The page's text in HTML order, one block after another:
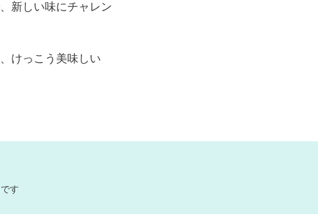
新しい味にチャレン
けっこう美味しい
す